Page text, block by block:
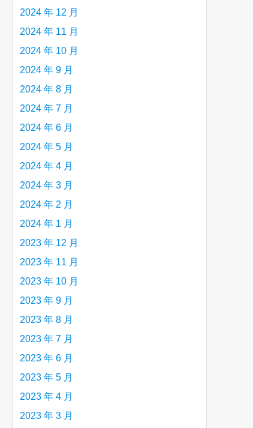
2024 年 12 月
2024 年 11 月
2024 年 10 月
2024 年 9 月
2024 年 8 月
2024 年 7 月
2024 年 6 月
2024 年 5 月
2024 年 4 月
2024 年 3 月
2024 年 2 月
2024 年 1 月
2023 年 12 月
2023 年 11 月
2023 年 10 月
2023 年 9 月
2023 年 8 月
2023 年 7 月
2023 年 6 月
2023 年 5 月
2023 年 4 月
2023 年 3 月